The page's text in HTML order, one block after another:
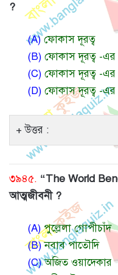
?
(A)ফোকাস দূরত্ব
(B) ফোকাস দূরত্ব -
(C) ফোকাস দূরত্ব -এর
(D) ফোকাস দূরত্ব -এর
উত্তর :
৩৯৪৫. “The World
আত্মজীবনী ?
(A)পুল্লেলা গোপীচাঁদ
(B)নবাব পাতৌদি
(C)অজিত ওয়াদেকার